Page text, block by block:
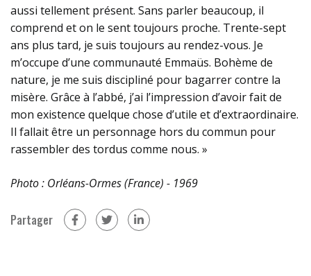
aussi tellement présent. Sans parler beaucoup, il
comprend et on le sent toujours proche. Trente-sept
ans plus tard, je suis toujours au rendez-vous. Je
m’occupe d’une communauté Emmaüs. Bohème de
nature, je me suis discipliné pour bagarrer contre la
misère. Grâce à l’abbé, j’ai l’impression d’avoir fait de
mon existence quelque chose d’utile et d’extraordinaire.
Il fallait être un personnage hors du commun pour
rassembler des tordus comme nous. »
Photo : Orléans-Ormes (France) - 1969
Partager sur Facebook (nouvelle fenêtre)
sur Twitter (nouvelle fenêtre)
sur Linkedin (nouvelle fenêtre)